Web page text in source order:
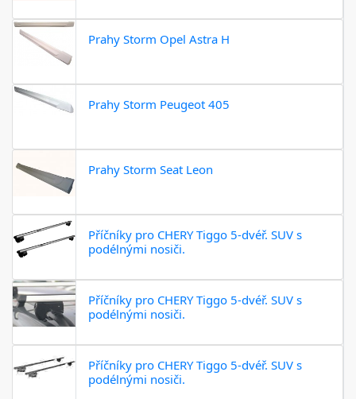
Prahy Storm Opel Astra H
Prahy Storm Peugeot 405
Prahy Storm Seat Leon
Příčníky pro CHERY Tiggo 5-dvéř. SUV s
podélnými nosiči.
Příčníky pro CHERY Tiggo 5-dvéř. SUV s
podélnými nosiči.
Příčníky pro CHERY Tiggo 5-dvéř. SUV s
podélnými nosiči.